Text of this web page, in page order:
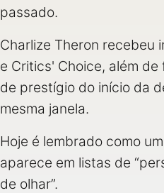
passado.
Charlize Theron recebeu
e Critics' Choice, além
de prestígio do início da
mesma janela.
Hoje é lembrado como
aparece em listas de
de olhar”.